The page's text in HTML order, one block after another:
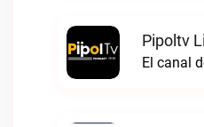
Pipoltv
El canal